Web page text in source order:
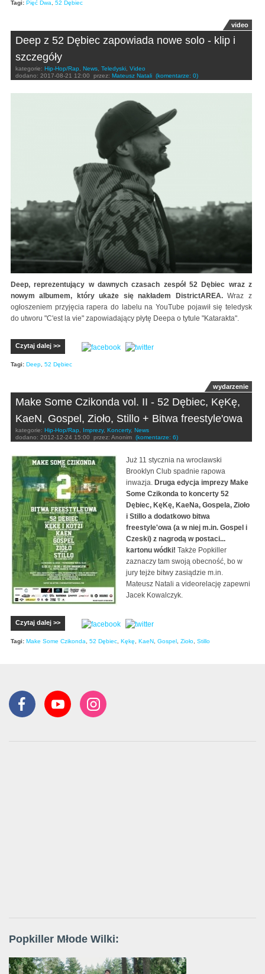
Tagi: Pięć Dwa 52 Dębiec
video
Deep z 52 Dębiec zapowiada nowe solo - klip i
szczegóły
kategorie: Hip-Hop/Rap News Teledyski Video
dodano: 2017-08-21 12:00 przez: Mateusz Natali (komentarze: 0)
Deep, reprezentujący w dawnych czasach zespół 52 Dębiec wraz z
nowym albumem, który ukaże się nakładem DistrictAREA.Wraz z
ogłoszeniem przyjęcia rapera do labelu na YouTube pojawił się teledysk
do utworu "C'est la vie" zapowiadający płytę Deepa o tytule "Katarakta".
Czytaj dalej >>
Tagi: Deep, 52 Dębiec
wydarzenie
Make Some Czikonda vol. II - 52 Dębiec, KęKę,
KaeN, Gospel, Zioło, Stillo + Bitwa freestyle'owa
kategorie: Hip-Hop/Rap, Imprezy, Koncerty, News
dodano: 2012-12-24 15:00 przez: Anonim (komentarze: 6)
Już 11 stycznia na wrocławski
Brooklyn Club spadnie rapowa
inwazja. Druga edycja imprezy Make
Some Czikonda to koncerty 52
Dębiec, KęKę, KaeNa, Gospela, Zioło
i Stillo a dodatkowo bitwa
freestyle'owa (a w niej m.in. Gospel i
Czeski) z nagrodą w postaci...
kartonu wódki! Także Popkiller
zaznaczy tam swoją obecność, bo w
jury tejże bitwy zasiądzie m.in.
Mateusz Natali a videorelację zapewni
Jacek Kowalczyk.
Czytaj dalej >>
Tagi: Make Some Czikonda, 52 Dębiec, Kękę, KaeN, Gospel , Zioło, Stillo
Popkiller Młode Wilki: